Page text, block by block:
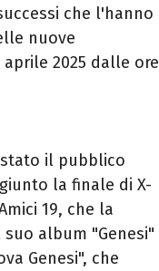
che l'hanno
nuove
2025 dalle ore
il pubblico
la finale di X-
19, che la
album "Genesi"
Genesi", che